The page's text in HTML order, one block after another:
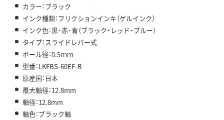
カラー：ブラック
インク種類：フリクションインキ（ゲルインク）
インク色：黒･赤･青（ブラック・レッド・ブルー）
タイプ：スライドレバー式
ボール径：0.5ｍｍ
型番：LKFBS-60EF-B
原産国：日本
最大軸径：12.8mm
軸径：12.8mm
軸色：ブラック軸